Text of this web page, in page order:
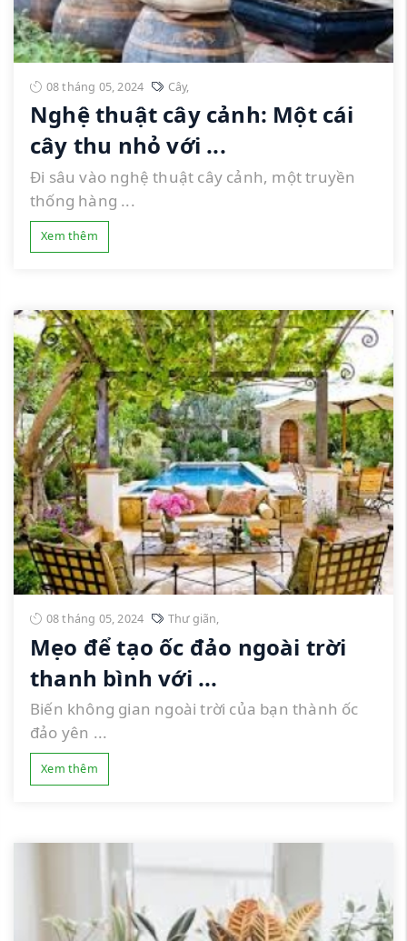
08 tháng 05, 2024 Cây,
Nghệ thuật cây cảnh: Một cái
cây thu nhỏ với ...
Đi sâu vào nghệ thuật cây cảnh, một truyền
thống hàng ...
Xem thêm
08 tháng 05, 2024 Thư giãn,
Mẹo để tạo ốc đảo ngoài trời
thanh bình với ...
Biến không gian ngoài trời của bạn thành ốc
đảo yên ...
Xem thêm